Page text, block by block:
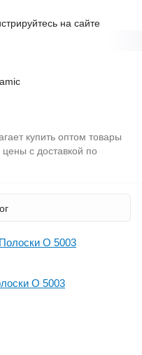
на сайте
купить оптом товары
с доставкой по
O 5003